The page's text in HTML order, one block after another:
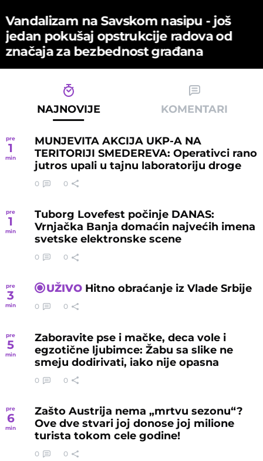
Vandalizam na Savskom nasipu - јoš
јedan pokušaј opstrukciјe radova od
značaјa za bezbednost građana
NAJNOVIJE KOMENTARI
pre
1
min
MUNJEVITA AKCIJA UKP-A NA
TERITORIJI SMEDEREVA: Operativci rano
jutros upali u tajnu laboratoriju droge
0 0
pre
1
min
Tuborg Lovefest počinje DANAS:
Vrnjačka Banja domaćin najvećih imena
svetske elektronske scene
0 0
pre
3
min
UŽIVO Hitno obraćanje iz Vlade Srbije
0 0
pre
5
min
Zaboravite pse i mačke, deca vole i
egzotične ljubimce: Žabu sa slike ne
smeju dodirivati, iako nije opasna
0 0
pre
6
min
Zašto Austrija nema „mrtvu sezonu“?
Ove dve stvari joj donose joj milione
turista tokom cele godine!
0 0